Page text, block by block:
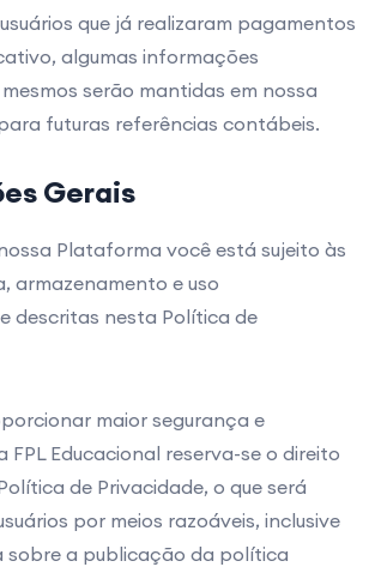
que já realizaram pagamentos
algumas informações
serão mantidas em nossa
futuras referências contábeis.
Gerais
Plataforma você está sujeito às
armazenamento e uso
descritas nesta Política de
maior segurança e
FPL Educacional reserva-se o direito
de Privacidade, o que será
por meios razoáveis, inclusive
sobre a publicação da política